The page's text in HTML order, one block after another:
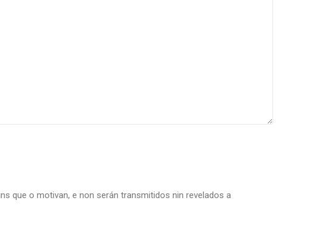
que o motivan, e non serán transmitidos nin revelados a